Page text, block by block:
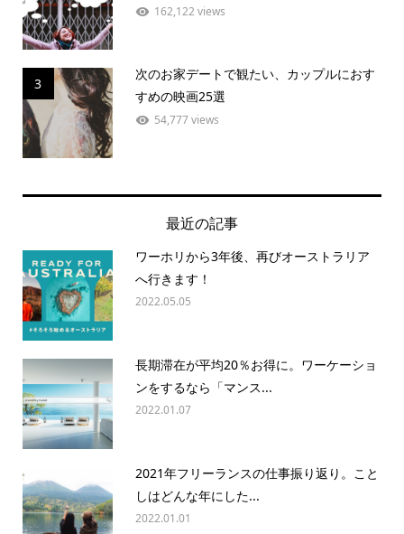
162,122 views
3
次のお家デートで観たい、カップルにおす
すめの映画25選
54,777 views
最近の記事
ワーホリから3年後、再びオーストラリア
へ行きます！
2022.05.05
長期滞在が平均20％お得に。ワーケーショ
ンをするなら「マンス...
2022.01.07
2021年フリーランスの仕事振り返り。こと
しはどんな年にした...
2022.01.01